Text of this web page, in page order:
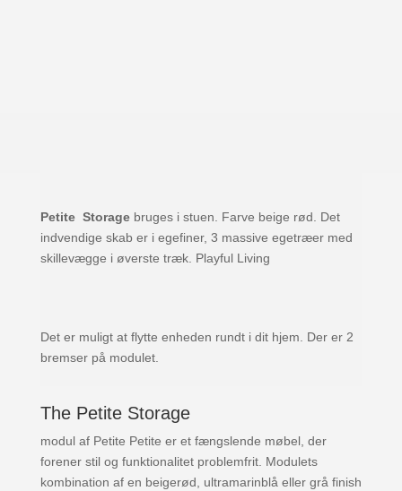
Petite Storagebruges i stuen. Farve beige rød. Det
indvendige skab er i egefiner, 3 massive egetræer med
skillevægge i øverste træk. Playful Living
Det er muligt at flytte enheden rundt i dit hjem. Der er 2
bremser på modulet.
The Petite Storage
modul af Petite Petite er et fængslende møbel, der
forener stil og funktionalitet problemfrit. Modulets
kombination af en beigerød, ultramarinblå eller grå finish